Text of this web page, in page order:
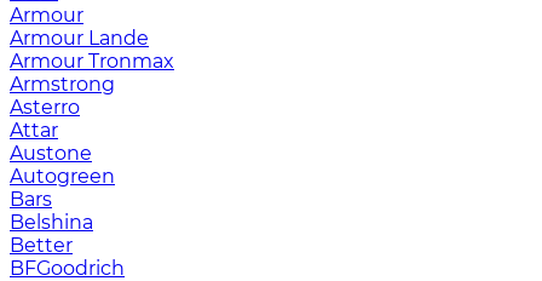
Armour
Armour Lande
Armour Tronmax
Armstrong
Asterro
Attar
Austone
Autogreen
Bars
Belshina
Better
BFGoodrich